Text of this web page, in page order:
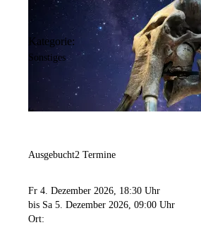
Kategorie:
Sonstiges
Ausgebucht2 Termine
Fr 4. Dezember 2026 , 18:30 Uhr
bis Sa 5. Dezember 2026 , 09:00 Uhr
Ort: